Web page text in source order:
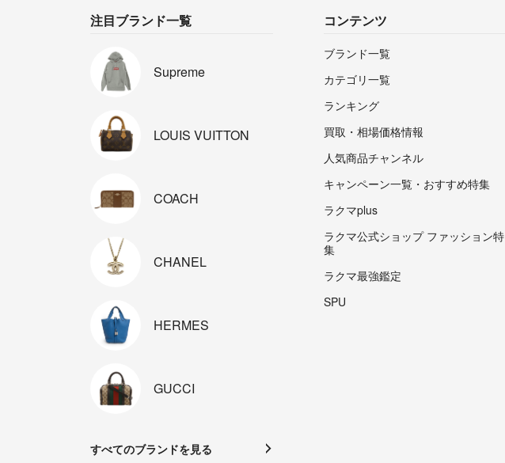
注目ブランド一覧
Supreme
LOUIS VUITTON
COACH
CHANEL
HERMES
GUCCI
すべてのブランドを見る
コンテンツ
ブランド一覧
カテゴリ一覧
ランキング
買取・相場価格情報
人気商品チャンネル
キャンペーン一覧・おすすめ特集
ラクマplus
ラクマ公式ショップ ファッション特
集
ラクマ最強鑑定
SPU